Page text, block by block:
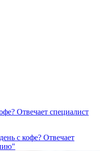
Отвечает специалист
с кофе? Отвечает